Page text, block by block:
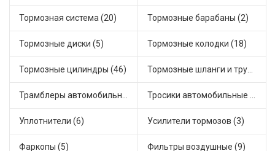
Тормозная система (20) Тормозные барабаны (2)
Тормозные диски (5) Тормозные колодки (18)
Тормозные цилиндры (46) Тормозные шланги и трубки (5)
Трамблеры автомобильные (40) Тросики автомобильные (18)
Уплотнители (6) Усилители тормозов (3)
Фаркопы (5) Фильтры воздушные (9)